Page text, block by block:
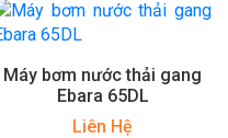
Máy bơm nước thải gang
Ebara 65DL
Liên Hệ